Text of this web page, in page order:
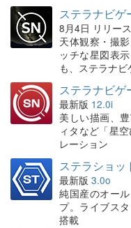
ステラナビゲ
8月4日 リリース
天体観察・撮
ッチな星図表
も、ステラナビ
ステラナビゲ
最新版 12.0i
美しい描画、
ィタなど「星
レーション
ステラショッ
最新版 3.0o
純国産のオー
プ。ライブス
搭載